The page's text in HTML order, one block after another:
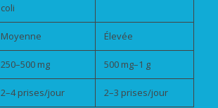
coli
Moyenne Élevée
250–500 mg 500 mg–1 g
2–4 prises/jour 2–3 prises/jour